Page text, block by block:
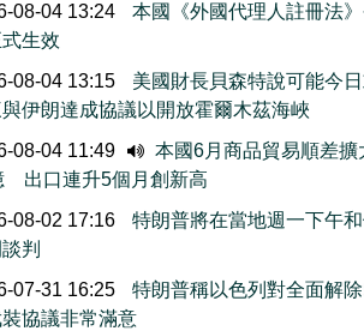
08-04 13:24
本國《外國代理人註冊法
生效
08-04 13:15
美國財長貝森特說可能今
伊朗達成協議以開放霍爾木茲海峽
08-04 11:49
本國6月商品貿易順差擴
出口連升5個月創新高
08-02 17:16
特朗普將在當地週一下午
判
07-31 16:25
特朗普稱以色列對全面解
協議非常滿意